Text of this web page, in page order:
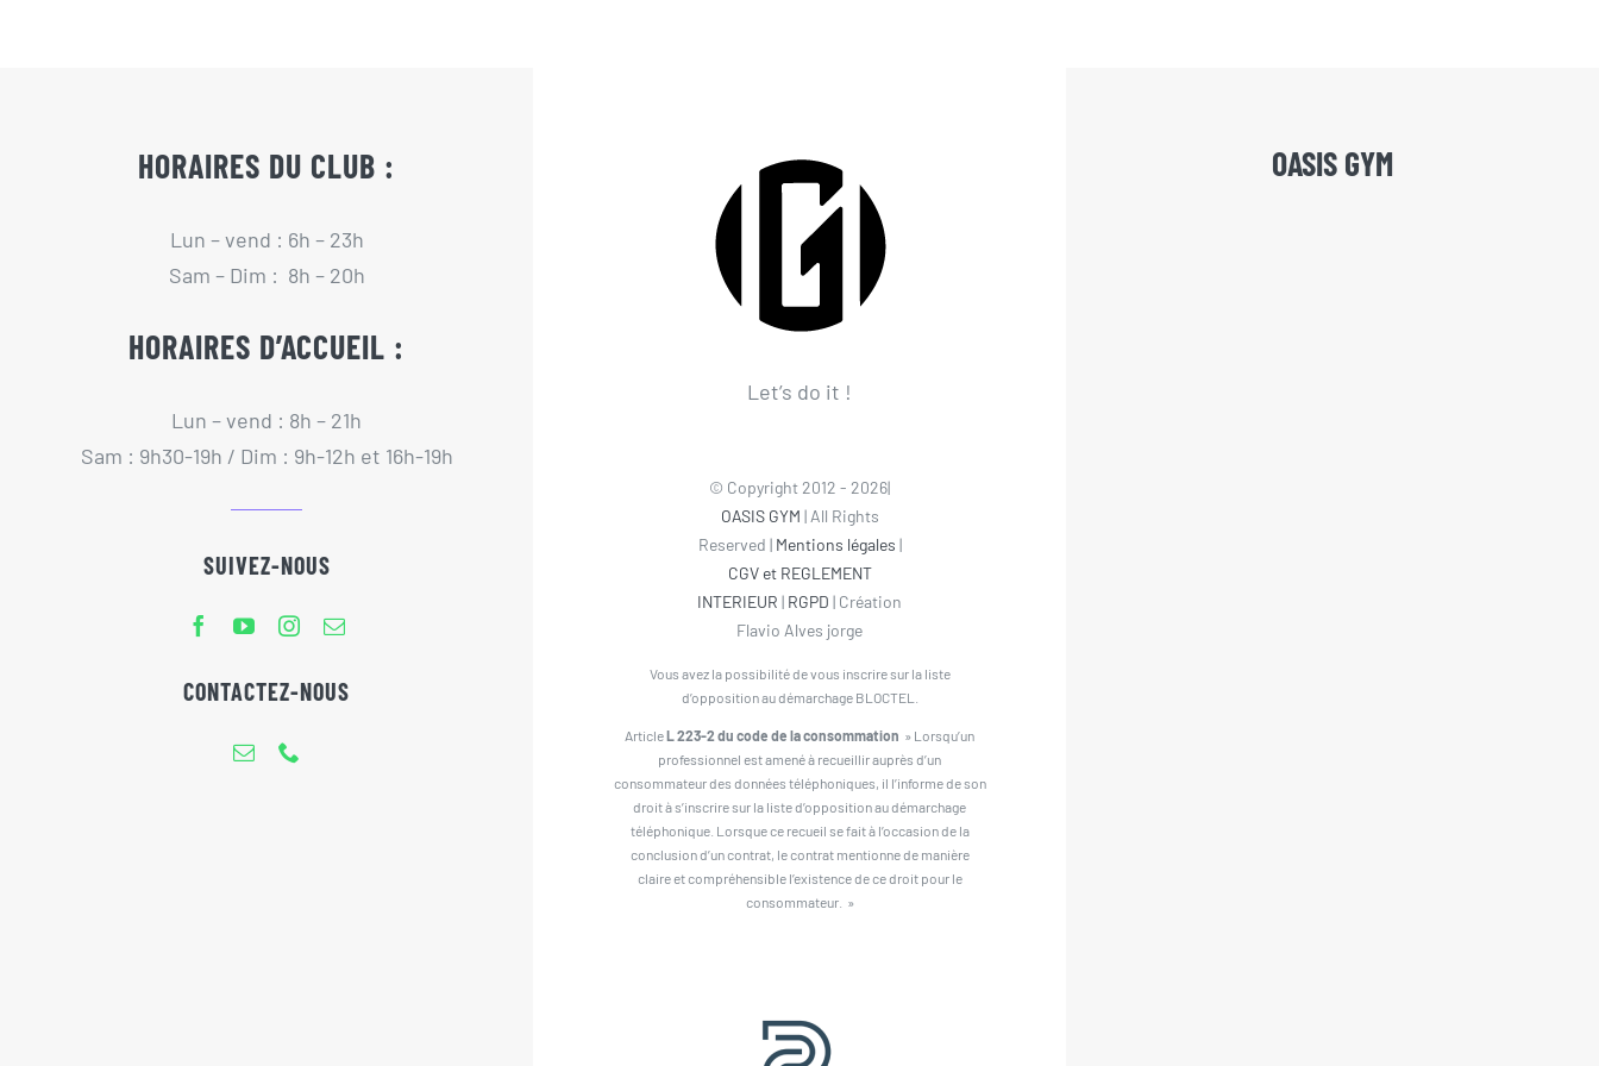
HORAIRES DU CLUB :
Lun – vend : 6h – 23h
Sam – Dim : 8h – 20h
HORAIRES D’ACCUEIL :
Lun – vend : 8h – 21h
Sam : 9h30-19h / Dim : 9h-12h et 16h-19h
SUIVEZ-NOUS
CONTACTEZ-NOUS
Let’s do it !
© Copyright 2012 - 2026|
OASIS GYM | All Rights
Reserved | Mentions légales |
CGV et REGLEMENT
INTERIEUR | RGPD | Création
Flavio Alves jorge
Vous avez la possibilité de vous inscrire sur la liste
d’opposition au démarchage BLOCTEL.
ArticleL 223-2 du code de la consommation » Lorsqu’un
professionnel est amené à recueillir auprès d’un
consommateur des données téléphoniques, il l’informe de son
droit à s’inscrire sur la liste d’opposition au démarchage
téléphonique. Lorsque ce recueil se fait à l’occasion de la
conclusion d’un contrat, le contrat mentionne de manière
claire et compréhensible l’existence de ce droit pour le
consommateur. »
OASIS GYM